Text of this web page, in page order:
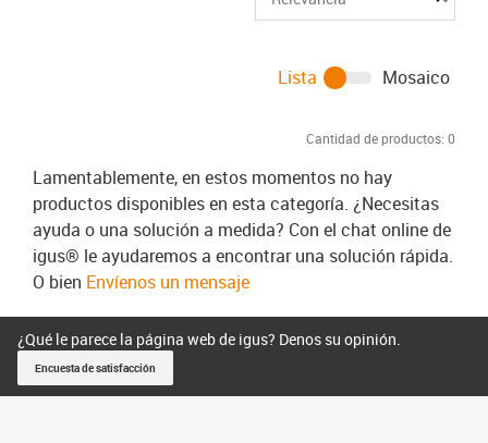
Cantidad de productos: 0
Lista Mosaico
Lamentablemente, en estos momentos no hay
productos disponibles en esta categoría. ¿Necesitas
ayuda o una solución a medida? Con el chat online de
igus® le ayudaremos a encontrar una solución rápida.
O bien Envíenos un mensaje
¿Qué le parece la página web de igus? Denos su opinión.
Encuesta de satisfacción